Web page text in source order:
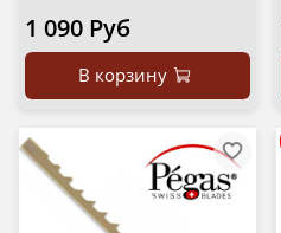
1 090 Руб
В корзину